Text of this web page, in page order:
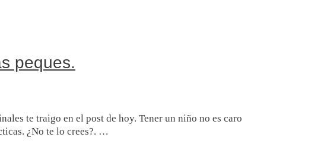
peques.
te traigo en el post de hoy. Tener un niño no es caro
¿No te lo crees?. …